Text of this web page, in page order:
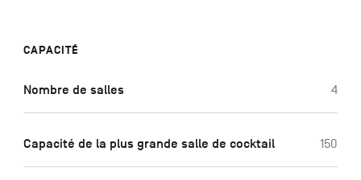
CAPACITÉ
Nombre de salles 4
Capacité de la plus grande salle de cocktail 150